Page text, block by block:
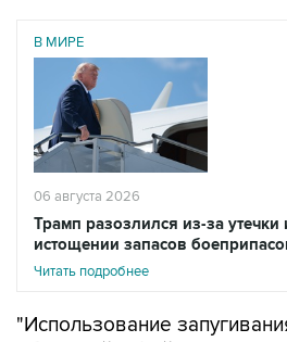
В МИРЕ
06 августа 2026
Трамп разозлился из-за
истощении запасов
Читать подробнее
"Использование